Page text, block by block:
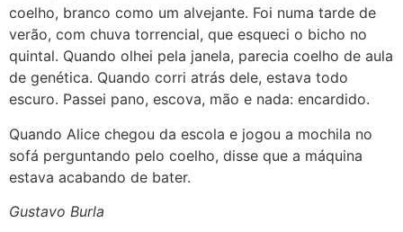
coelho, branco como um alvejante. Foi numa tarde de
verão, com chuva torrencial, que esqueci o bicho no
quintal. Quando olhei pela janela, parecia coelho de aula
de genética. Quando corri atrás dele, estava todo
escuro. Passei pano, escova, mão e nada: encardido.
Quando Alice chegou da escola e jogou a mochila no
sofá perguntando pelo coelho, disse que a máquina
estava acabando de bater.
Gustavo Burla